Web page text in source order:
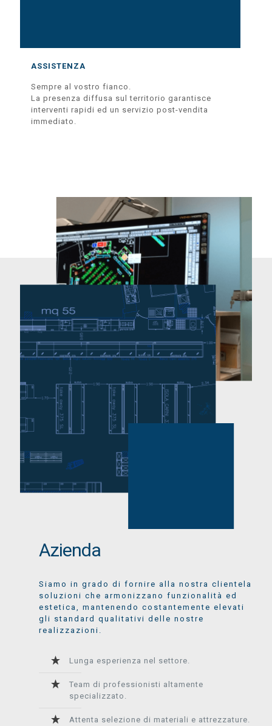
ASSISTENZA
Sempre al vostro fianco.
La presenza diffusa sul territorio garantisce
interventi rapidi ed un servizio post-vendita
immediato.
Azienda
Siamo in grado di fornire alla nostra clientela
soluzioni che armonizzano funzionalità ed
estetica, mantenendo costantemente elevati
gli standard qualitativi delle nostre
realizzazioni.
Lunga esperienza nel settore.
Team di professionisti altamente
specializzato.
Attenta selezione di materiali e attrezzature.